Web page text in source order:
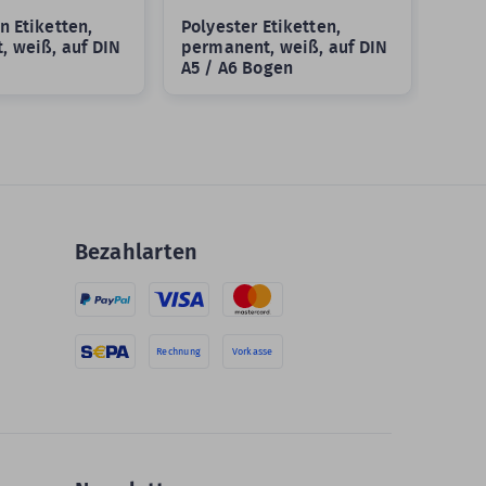
Etiketten,
weiß, auf DIN
Polyester Etiketten,
permanent, weiß, auf DIN
A5 / A6 Bogen
Bezahlarten
Rechnung Vorkasse